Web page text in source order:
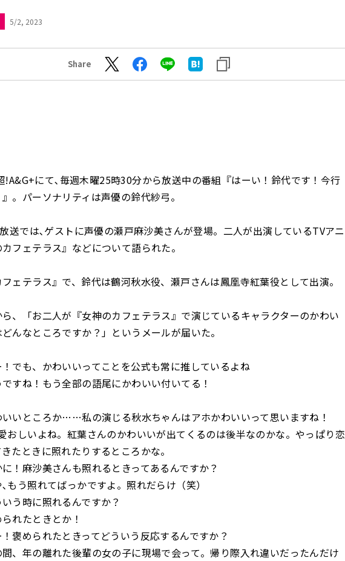
5/2, 2023
Share
!A&G+にて､毎週木曜25時30分から放送中の番組『はーい！鈴代です！今行
。パーソナリティは声優の鈴代紗弓。
送では､ゲストに声優の瀬戸麻沙美さんが登場。二人が出演しているTVアニ
フェテラス』などについて語られた。
フェテラス』で、鈴代は鶴河秋水役、瀬戸さんは鳳凰寺紅葉役として出演。
ら、「お二人が『女神のカフェテラス』で演じているキャラクターのかわい
んなところですか？」というメールが届いた。
でも、かわいいってことを公式も常に推しているよね
すね！もう全部の語尾にかわいい付いてる！
いところか……私の演じる秋水ちゃんはアホかわいいって思いますね！
おしいよね。紅葉さんのかわいいが出てくるのは後半なのかな。やっぱり恋
たときに照れたりするところかな。
！麻沙美さんも照れるときってあるんですか？
もう照れてばっかですよ。照れだらけ（笑）
う時に照れるんですか？
れたときとか！
褒められたときってどういう反応するんですか？
、年の離れた後輩の女の子に現場で会って。帰り際入れ違いだったんだけ